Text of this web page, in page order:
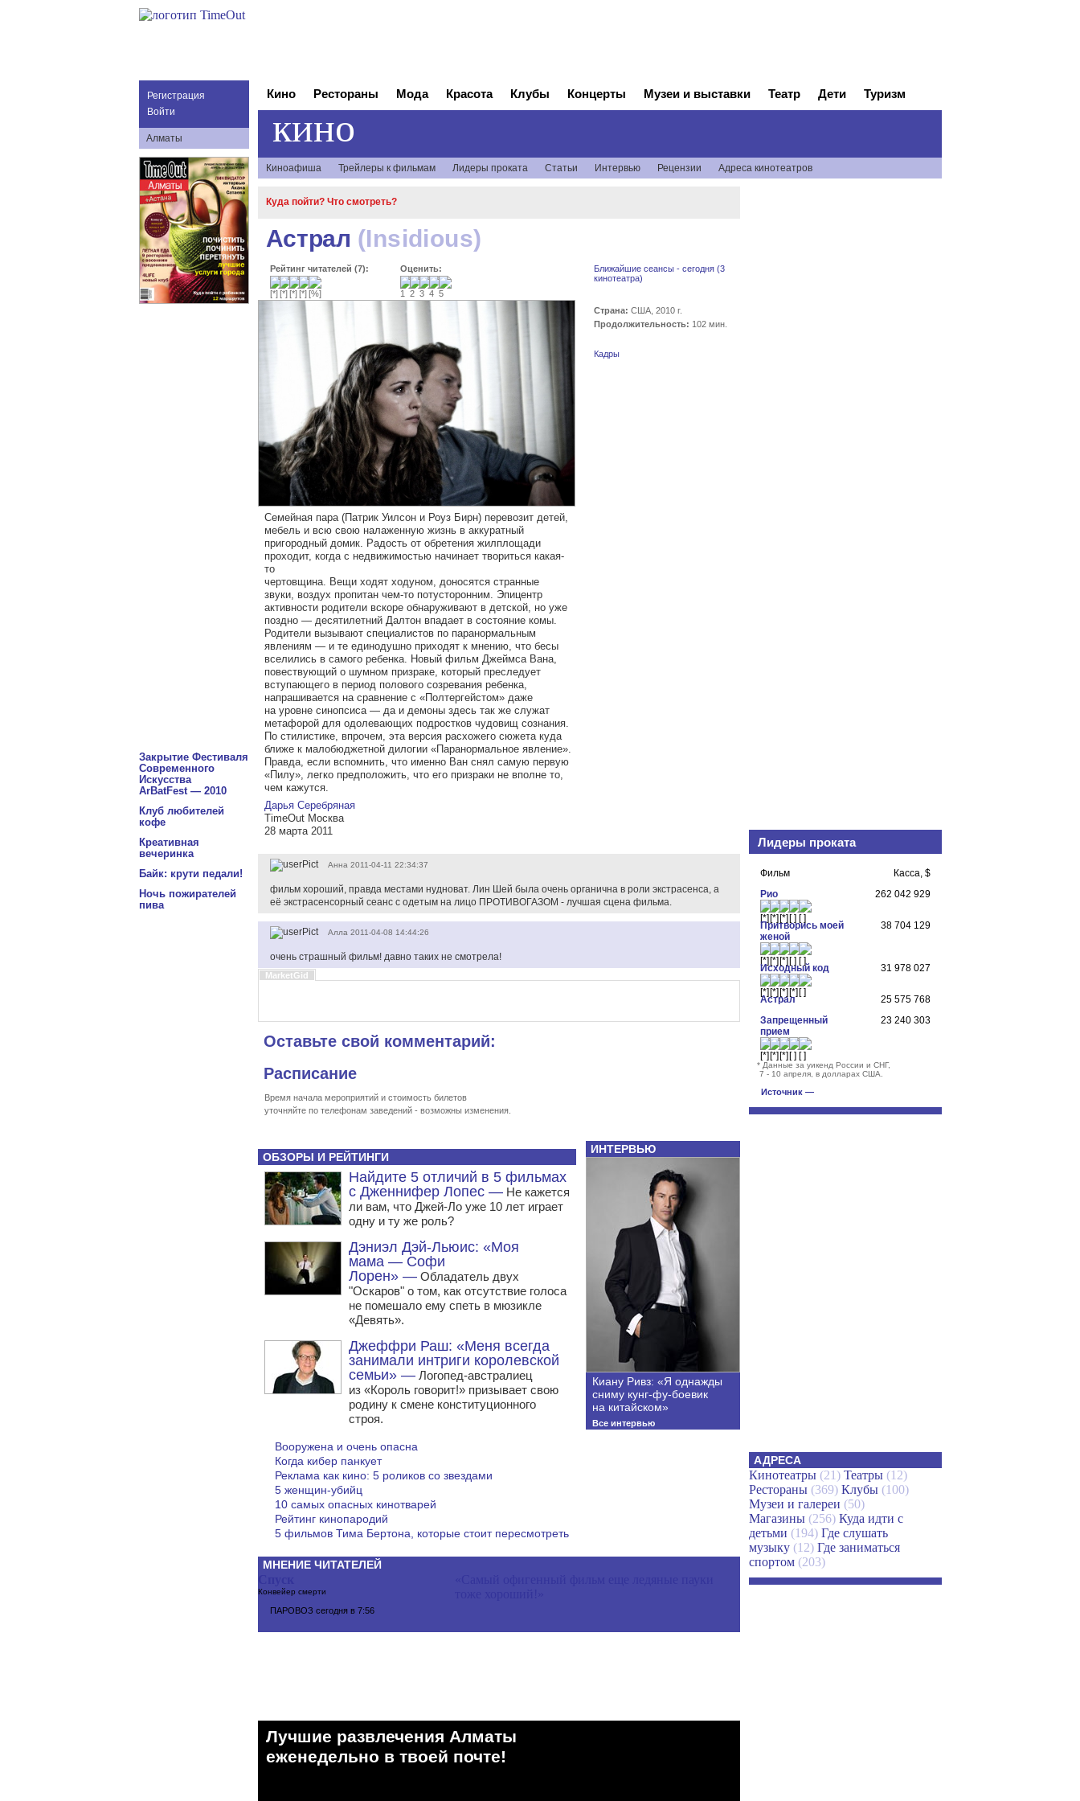
Регистрация
Войти
Алматы
Закрытие Фестиваля
Современного
Искусства
ArBatFest — 2010
Клуб любителей
кофе
Креативная
вечеринка
Байк: крути педали!
Ночь пожирателей
пива
Кино Рестораны Мода Красота Клубы Концерты Музеи и выставки Театр Дети Туризм
кино
Киноафиша Трейлеры к фильмам Лидеры проката Статьи Интервью Рецензии Адреса кинотеатров
Куда пойти? Что смотреть?
Астрал (Insidious)
Рейтинг читателей (7): Оценить:
Ближайшие сеансы - сегодня (3
кинотеатра)
Страна: США, 2010 г.
Продолжительность: 102 мин.
Кадры
Семейная пара (Патрик Уилсон и Роуз Бирн) перевозит детей,
мебель и всю свою налаженную жизнь в аккуратный
пригородный домик. Радость от обретения жилплощади
проходит, когда с недвижимостью начинает твориться какая-
то
чертовщина. Вещи ходят ходуном, доносятся странные
звуки, воздух пропитан чем-то потусторонним. Эпицентр
активности родители вскоре обнаруживают в детской, но уже
поздно — десятилетний Далтон впадает в состояние комы.
Родители вызывают специалистов по паранормальным
явлениям — и те единодушно приходят к мнению, что бесы
вселились в самого ребенка. Новый фильм Джеймса Вана,
повествующий о шумном призраке, который преследует
вступающего в период полового созревания ребенка,
напрашивается на сравнение с «Полтергейстом» даже
на уровне синопсиса — да и демоны здесь так же служат
метафорой для одолевающих подростков чудовищ сознания.
По стилистике, впрочем, эта версия расхожего сюжета куда
ближе к малобюджетной дилогии «Паранормальное явление».
Правда, если вспомнить, что именно Ван снял самую первую
«Пилу», легко предположить, что его призраки не вполне то,
чем кажутся.
Дарья Серебряная
TimeOut Москва
28 марта 2011
Анна 2011-04-11 22:34:37
фильм хороший, правда местами нудноват. Лин Шей была очень органична в роли экстрасенса, а
её экстрасенсорный сеанс с одетым на лицо ПРОТИВОГАЗОМ - лучшая сцена фильма.
Алла 2011-04-08 14:44:26
очень страшный фильм! давно таких не смотрела!
MarketGid
Оставьте свой комментарий:
Расписание
Время начала мероприятий и стоимость билетов
уточняйте по телефонам заведений - возможны изменения.
ОБЗОРЫ И РЕЙТИНГИ
Найдите 5 отличий в 5 фильмах
с Дженнифер Лопес —Не кажется
ли вам, что Джей-Ло уже 10 лет играет
одну и ту же роль?
Дэниэл Дэй-Льюис: «Моя
мама — Софи
Лорен» —Обладатель двух
"Оскаров" о том, как отсутствие голоса
не помешало ему спеть в мюзикле
«Девять».
Джеффри Раш: «Меня всегда
занимали интриги королевской
семьи» —Логопед-австралиец
из «Король говорит!» призывает свою
родину к смене конституционного
строя.
Вооружена и очень опасна
Когда кибер панкует
Реклама как кино: 5 роликов со звездами
5 женщин-убийц
10 самых опасных кинотварей
Рейтинг кинопародий
5 фильмов Тима Бертона, которые стоит пересмотреть
ИНТЕРВЬЮ
Киану Ривз: «Я однажды
сниму кунг-фу-боевик
на китайском»
Все интервью
МНЕНИЕ ЧИТАТЕЛЕЙ
Конвейер смерти
ПАРОВОЗ сегодня в 7:56
Лучшие развлечения Алматы
eженедельно в твоей почте!
Лидеры проката
Фильм
Касса, $
Рио
262 042 929
Притворись моей
женой
38 704 129
Исходный код 31 978 027
Астрал
25 575 768
Запрещенный
прием
23 240 303
*Данные за уикенд России и СНГ,
7 - 10 апреля, в долларах США.
Источник —
АДРЕСА
Кинотеатры(21) Театры(12)
Рестораны(369) Клубы(100)
Музеи и галереи (50)
Магазины(256) Куда идти с
детьми (194) Где слушать
музыку(12) Где заниматься
спортом(203)